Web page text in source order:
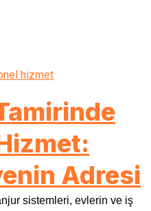
Adresi
sistemleri, evlerin ve iş